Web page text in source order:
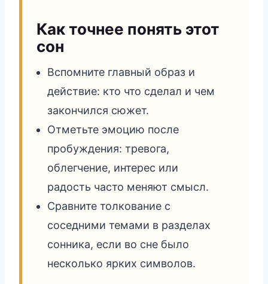
Как точнее понять этот
сон
Вспомните главный образ и
действие: кто что сделал и чем
закончился сюжет.
Отметьте эмоцию после
пробуждения: тревога,
облегчение, интерес или
радость часто меняют смысл.
Сравните толкование с
соседними темами в разделах
сонника, если во сне было
несколько ярких символов.